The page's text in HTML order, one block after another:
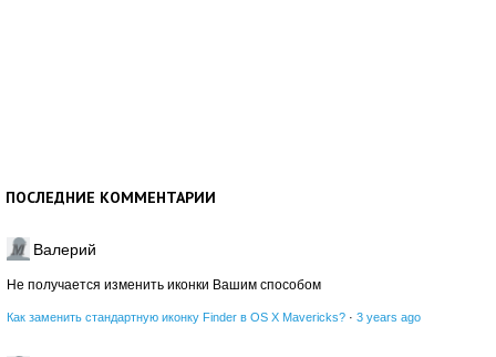
ПОСЛЕДНИЕ КОММЕНТАРИИ
Валерий
Не получается изменить иконки Вашим способом
Как заменить стандартную иконку Finder в OS X Mavericks? · 3 years ago